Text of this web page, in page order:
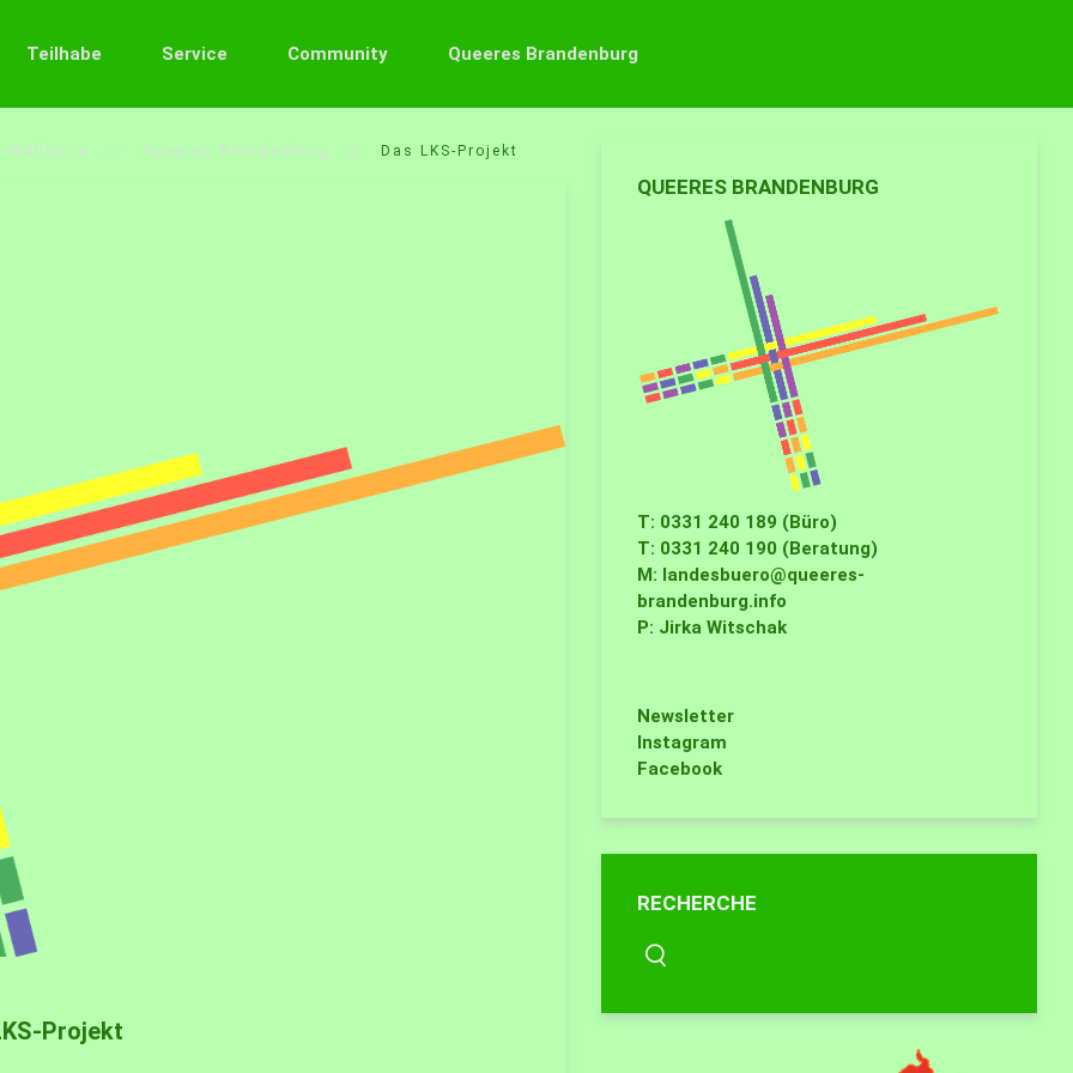
Teilhabe Service Community Queeres Brandenburg
Wähler:in Queeres Brandenburg Das LKS-Projekt
Projekt
QUEERES BRANDENBURG
T: 0331 240 189 (Büro)
T: 0331 240 190 (Beratung)
M: landesbuero@queeres-
brandenburg.info
P: Jirka Witschak
Newsletter
Instagram
Facebook
RECHERCHE